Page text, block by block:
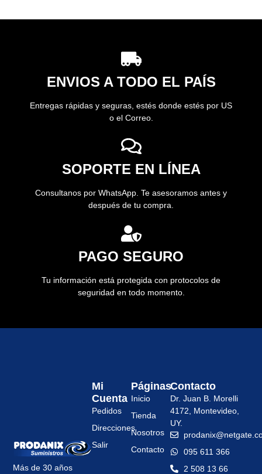
ENVIOS A TODO EL PAÍS
Entregas rápidas y seguras, estés donde estés por US
o el Correo.
SOPORTE EN LÍNEA
Consultanos por WhatsApp. Te asesoramos antes y
después de tu compra.
PAGO SEGURO
Tu información está protegida con protocolos de
seguridad en todo momento.
Más de 30 años
Páginas
Inicio
Tienda
Nosotros
Contacto
Mi
Cuenta
Pedidos
Direcciones
Salir
Contacto
Dr. Juan B. Morelli
4172, Montevideo,
UY.
095 611 366
2 508 13 66